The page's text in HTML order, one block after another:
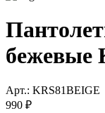
бежевые
Арт.: KRS81BEIGE
990 ₽